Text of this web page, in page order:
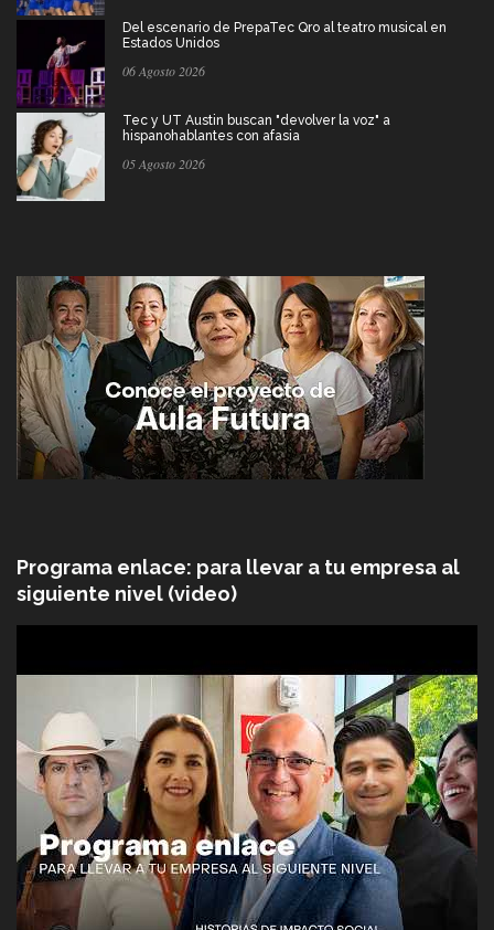
Del escenario de PrepaTec Qro al teatro musical en
Estados Unidos
06 Agosto 2026
Tec y UT Austin buscan "devolver la voz" a
hispanohablantes con afasia
05 Agosto 2026
Programa enlace: para llevar a tu empresa al
siguiente nivel (video)